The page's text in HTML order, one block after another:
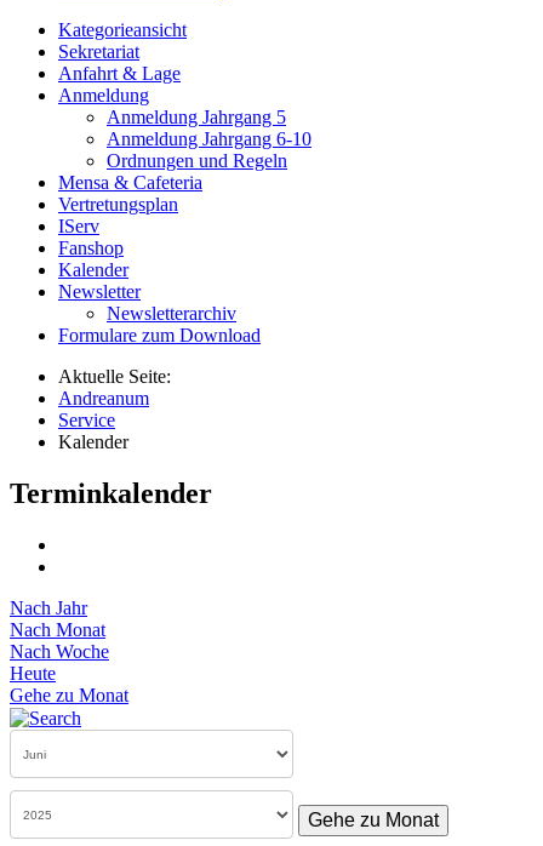
Kategorieansicht
Sekretariat
Anfahrt & Lage
Anmeldung
Anmeldung Jahrgang 5
Anmeldung Jahrgang 6-10
Ordnungen und Regeln
Mensa & Cafeteria
Vertretungsplan
IServ
Fanshop
Kalender
Newsletter
Newsletterarchiv
Formulare zum Download
Aktuelle Seite:
Andreanum
Service
Kalender
Terminkalender
Nach Jahr
Nach Monat
Nach Woche
Heute
Gehe zu Monat
Gehe zu Monat